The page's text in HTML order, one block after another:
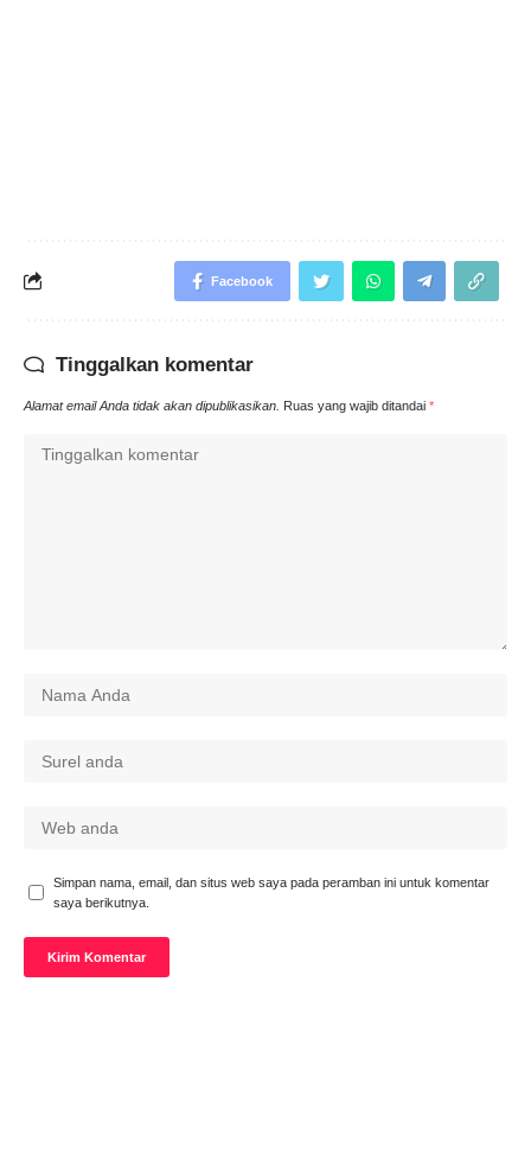
Facebook
Tinggalkan komentar
Alamat email Anda tidak akan dipublikasikan. Ruas yang wajib ditandai *
Simpan nama, email, dan situs web saya pada peramban ini untuk komentar
saya berikutnya.